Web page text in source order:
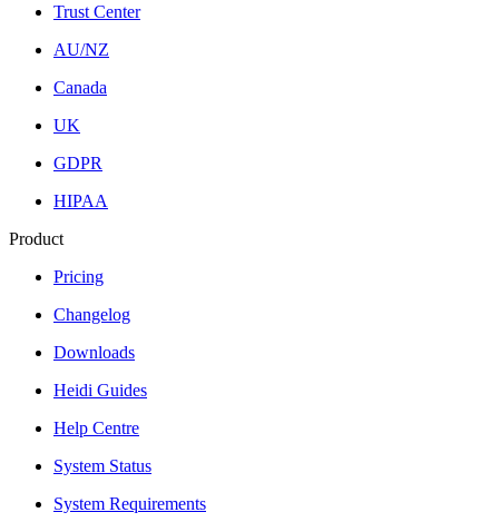
Trust Center
AU/NZ
Canada
UK
GDPR
HIPAA
Product
Pricing
Changelog
Downloads
Heidi Guides
Help Centre
System Status
System Requirements